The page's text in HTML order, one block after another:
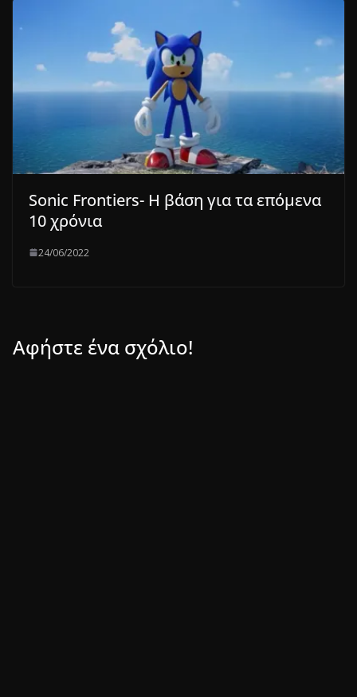
Sonic Frontiers- Η βάση για τα επόμενα
10 χρόνια
24/06/2022
Αφήστε ένα σχόλιο!